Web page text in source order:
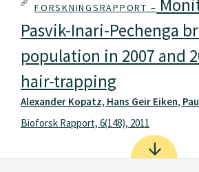
FORSKNINGSRAPPORT –
Pasvik-Inari-Pechenga
population in 2007 and
hair-trapping
Alexander Kopatz, Hans Geir Eiken,
Bioforsk Rapport, 6(148), 2011